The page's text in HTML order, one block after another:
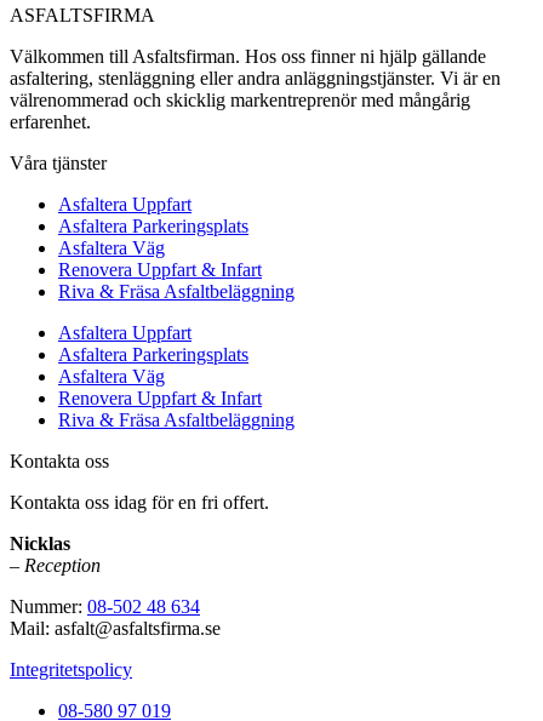
ASFALTSFIRMA
Välkommen till Asfaltsfirman. Hos oss finner ni hjälp gällande
asfaltering, stenläggning eller andra anläggningstjänster. Vi är en
välrenommerad och skicklig markentreprenör med mångårig
erfarenhet.
Våra tjänster
Asfaltera Uppfart
Asfaltera Parkeringsplats
Asfaltera Väg
Renovera Uppfart & Infart
Riva & Fräsa Asfaltbeläggning
Asfaltera Uppfart
Asfaltera Parkeringsplats
Asfaltera Väg
Renovera Uppfart & Infart
Riva & Fräsa Asfaltbeläggning
Kontakta oss
Kontakta oss idag för en fri offert.
Nicklas
– Reception
Nummer: 08-502 48 634
Mail: asfalt@asfaltsfirma.se
Integritetspolicy
08-580 97 019